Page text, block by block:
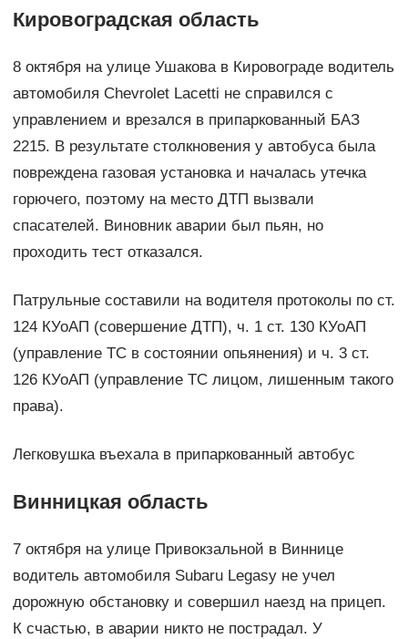
Кировоградская область
8 октября на улице Ушакова в Кировограде водитель
автомобиля Chevrolet Lacetti не справился с
управлением и врезался в припаркованный БАЗ
2215. В результате столкновения у автобуса была
повреждена газовая установка и началась утечка
горючего, поэтому на место ДТП вызвали
спасателей. Виновник аварии был пьян, но
проходить тест отказался.
Патрульные составили на водителя протоколы по ст.
124 КУоАП (совершение ДТП), ч. 1 ст. 130 КУоАП
(управление ТС в состоянии опьянения) и ч. 3 ст.
126 КУоАП (управление ТС лицом, лишенным такого
права).
Легковушка въехала в припаркованный автобус
Винницкая область
7 октября на улице Привокзальной в Виннице
водитель автомобиля Subaru Legasy не учел
дорожную обстановку и совершил наезд на прицеп.
К счастью, в аварии никто не пострадал. У